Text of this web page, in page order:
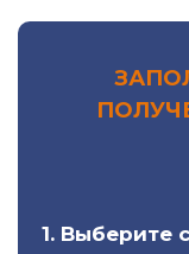
1. Выберите